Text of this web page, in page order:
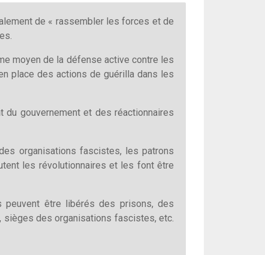
de « rassembler les forces et de
moyen de la défense active contre les
place des actions de guérilla dans les
du gouvernement et des réactionnaires
organisations fascistes, les patrons
les révolutionnaires et les font être
peuvent être libérés des prisons, des
sièges des organisations fascistes, etc.